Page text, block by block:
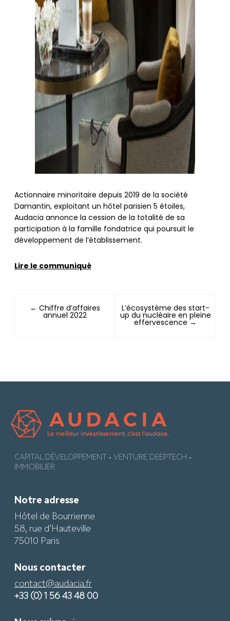
Actionnaire minoritaire depuis 2019 de la société
Damantin, exploitant un hôtel parisien 5 étoiles,
Audacia annonce la cession de la totalité de sa
participation à la famille fondatrice qui poursuit le
développement de l’établissement.
Lire le communiqué
← Chiffre d’affaires
annuel 2022
L’écosystème des start-
up du nucléaire en pleine
effervescence →
CAPITAL DÉVELOPPEMENT • VENTURE DEEPTECH •
IMMOBILIER
Notre adresse
Hôtel de Bourrienne
58, rue d’Hauteville
75010 Paris
Nous contacter
contact@audacia.fr
+33 (0) 1 56 43 48 00